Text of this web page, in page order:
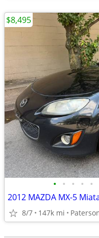
• • • • •
2012 MAZDA MX-5
8/7 147k mi
$8,495